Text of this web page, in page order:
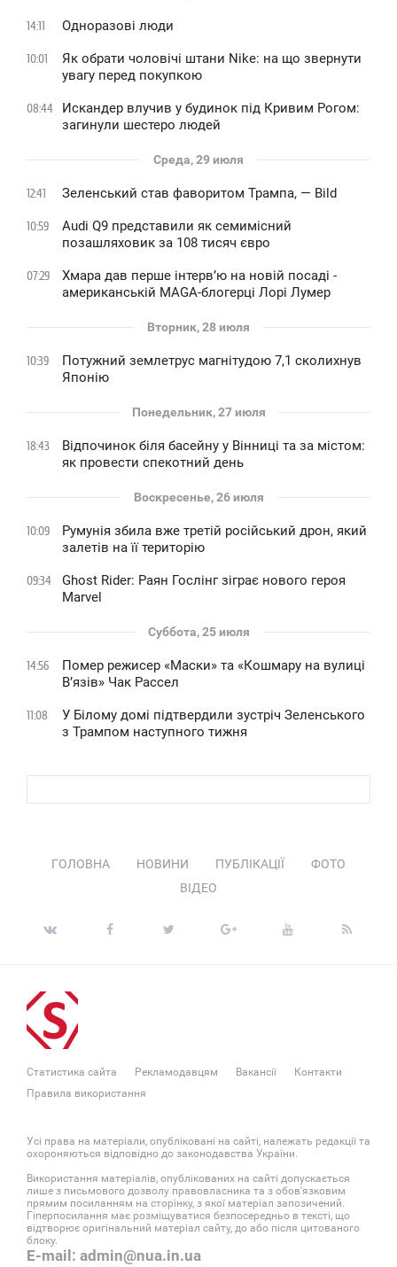
14:11 Одноразові люди
10:01
Як обрати чоловічі штани Nike: на що звернути
увагу перед покупкою
08:44
Искандер влучив у будинок під Кривим Рогом:
загинули шестеро людей
Среда, 29 июля
12:41 Зеленський став фаворитом Трампа, — Bild
10:59
Audi Q9 представили як семимісний
позашляховик за 108 тисяч євро
07:29
Хмара дав перше інтервʼю на новій посаді -
американській MAGA-блогерці Лорі Лумер
Вторник, 28 июля
10:39
Потужний землетрус магнітудою 7,1 сколихнув
Японію
Понедельник, 27 июля
18:43
Відпочинок біля басейну у Вінниці та за містом:
як провести спекотний день
Воскресенье, 26 июля
10:09
Румунія збила вже третій російський дрон, який
залетів на її територію
09:34
Ghost Rider: Раян Гослінг зіграє нового героя
Marvel
Суббота, 25 июля
14:56
Помер режисер «Маски» та «Кошмару на вулиці
В’язів» Чак Рассел
11:08
У Білому домі підтвердили зустріч Зеленського
з Трампом наступного тижня
ГОЛОВНА НОВИНИ ПУБЛІКАЦІЇ
ФОТО
ВІДЕО
Статистика сайта Рекламодавцям Вакансії
Контакти
Правила використання
Усі права на матеріали, опубліковані на сайті, належать редакції та
охороняються відповідно до законодавства України.
Використання матеріалів, опублікованих на сайті допускається
лише з письмового дозволу правовласника та з обов'язковим
прямим посиланням на сторінку, з якої матеріал запозичений.
Гіперпосилання має розміщуватися безпосередньо в тексті, що
відтворює оригінальний матеріал сайту, до або після цитованого
блоку.
E-mail: admin@nua.in.ua